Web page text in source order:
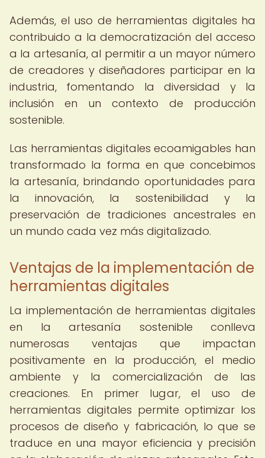
Además, el uso de herramientas digitales ha
contribuido a la democratización del acceso
a la artesanía, al permitir a un mayor número
de creadores y diseñadores participar en la
industria, fomentando la diversidad y la
inclusión en un contexto de producción
sostenible.
Las herramientas digitales ecoamigables han
transformado la forma en que concebimos
la artesanía, brindando oportunidades para
la innovación, la sostenibilidad y la
preservación de tradiciones ancestrales en
un mundo cada vez más digitalizado.
Ventajas de la implementación de
herramientas digitales
La implementación de herramientas digitales
en la artesanía sostenible conlleva
numerosas ventajas que impactan
positivamente en la producción, el medio
ambiente y la comercialización de las
creaciones. En primer lugar, el uso de
herramientas digitales permite optimizar los
procesos de diseño y fabricación, lo que se
traduce en una mayor eficiencia y precisión